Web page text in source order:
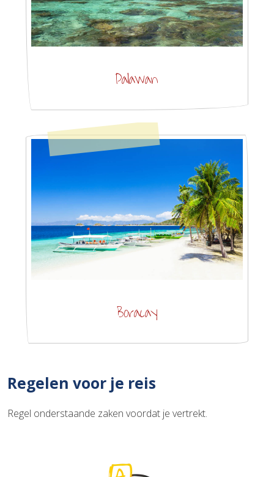
Palawan
Boracay
Regelen voor je reis
Regel onderstaande zaken voordat je vertrekt.